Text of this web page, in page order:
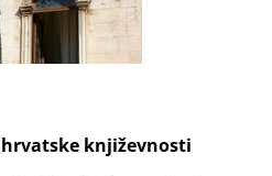
književnosti